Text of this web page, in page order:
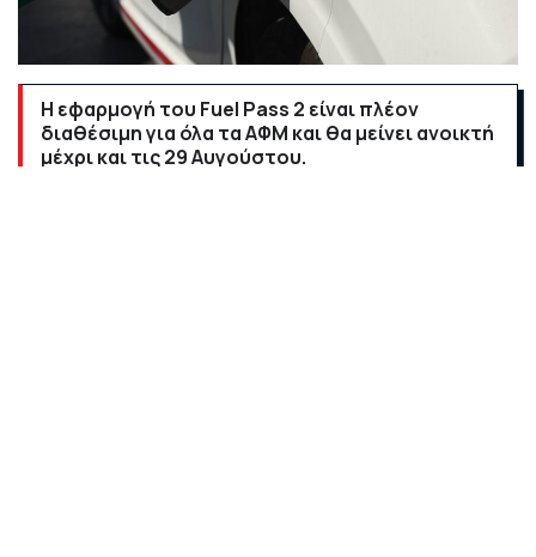
Η εφαρμογή του Fuel Pass 2 είναι πλέον
διαθέσιμη για όλα τα ΑΦΜ και θα μείνει ανοικτή
μέχρι και τις 29 Αυγούστου.